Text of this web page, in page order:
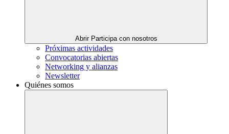
Abrir Participa con nosotros
Próximas actividades
Convocatorias abiertas
Networking y alianzas
Newsletter
Quiénes somos